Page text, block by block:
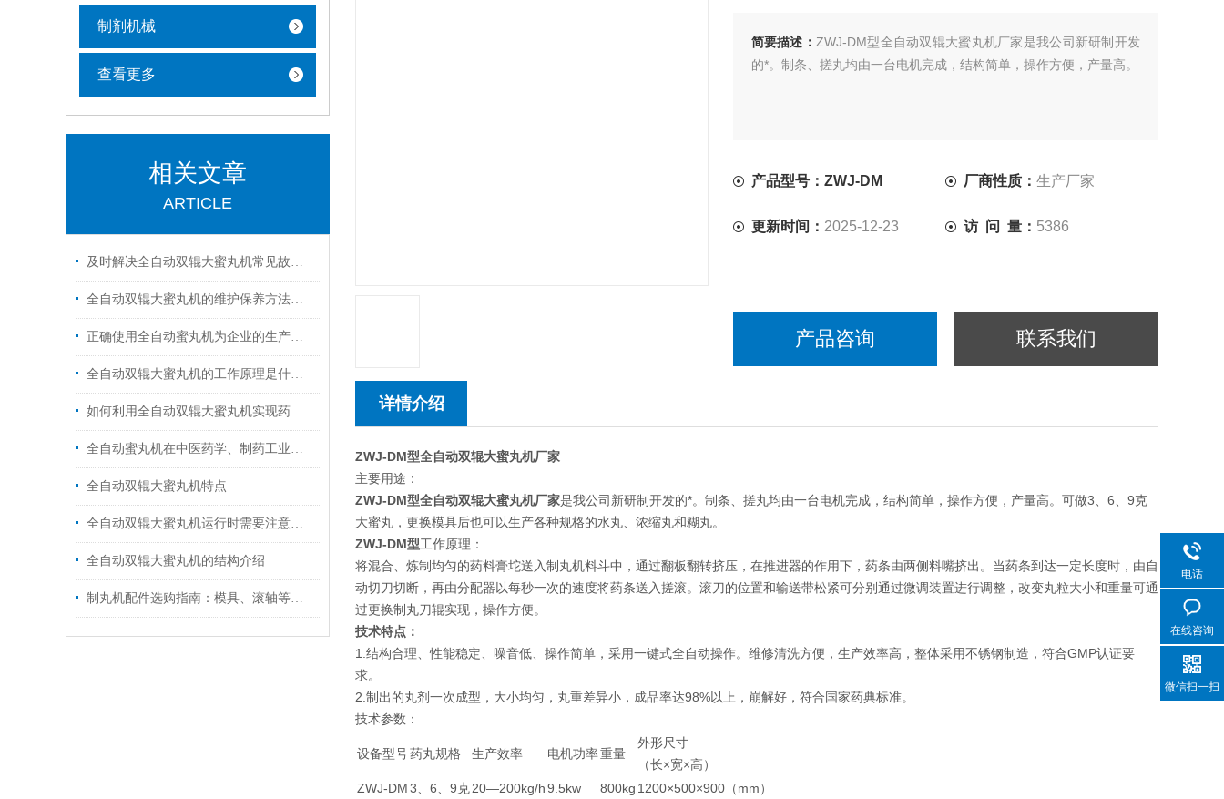
制剂机械
查看更多
相关文章
ARTICLE
及时解决全自动双辊大蜜丸机常见故障有助于保障连续规范的生产
全自动双辊大蜜丸机的维护保养方法分享
正确使用全自动蜜丸机为企业的生产带来更多价值和效益
全自动双辊大蜜丸机的工作原理是什么？
如何利用全自动双辊大蜜丸机实现药品大规模生产？
全自动蜜丸机在中医药学、制药工业领域的应用
全自动双辊大蜜丸机特点
全自动双辊大蜜丸机运行时需要注意什么？
全自动双辊大蜜丸机的结构介绍
制丸机配件选购指南：模具、滚轴等关键部件
简要描述： ZWJ-DM型全自动双辊大蜜丸机厂家是我公司新研制开发
的*。制条、搓丸均由一台电机完成，结构简单，操作方便，产量高。
产品型号：ZWJ-DM 厂商性质：生产厂家
更新时间： 2025-12-23 访 问 量： 5386
产品咨询 联系我们
详情介绍
ZWJ-DM型全自动双辊大蜜丸机厂家
主要用途：
ZWJ-DM型全自动双辊大蜜丸机厂家是我公司新研制开发的*。制条、搓丸均由一台电机完成，结构简单，操作方便，产量高。可做3、6、9克
大蜜丸，更换模具后也可以生产各种规格的水丸、浓缩丸和糊丸。
ZWJ-DM型​工作原理：
将混合、炼制均匀的药料膏坨送入制丸机料斗中，通过翻板翻转挤压，在推进器的作用下，药条由两侧料嘴挤出。当药条到达一定长度时，由自
动切刀切断，再由分配器以每秒一次的速度将药条送入搓滚。滚刀的位置和输送带松紧可分别通过微调装置进行调整，改变丸粒大小和重量可通
过更换制丸刀辊实现，操作方便。
技术特点：
1.结构合理、性能稳定、噪音低、操作简单，采用一键式全自动操作。维修清洗方便，生产效率高，整体采用不锈钢制造，符合GMP认证要
求。
2.制出的丸剂一次成型，大小均匀，丸重差异小，成品率达98%以上，崩解好，符合国家药典标准。
技术参数：
设备型号药丸规格 生产效率 电机功率重量
外形尺寸
（长×宽×高）
ZWJ-DM3、6、9克20—200kg/h9.5kw 800kg 1200×500×900（mm）
电话
在线咨询
微信扫一扫